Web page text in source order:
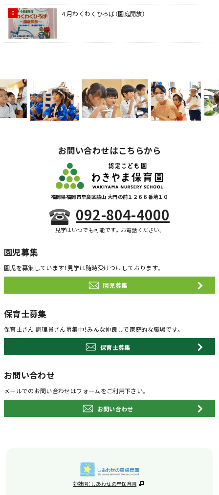
４月わくわくひろば（園庭開放）
お問い合わせはこちらから
福岡県福岡市早良区脇山 大門の前１２６６番地１０
092-804-4000
見学はいつでも可能です。お電話ください。
園児募集
園児を募集しています！ 見学は随時受けつけしております。
園児募集
保育士募集
保育士さん 調理員さん募集中！みんな仲良しで家庭的な職場です。
保育士募集
お問い合わせ
メールでのお問い合わせはフォームをご利用下さい。
お問い合わせ
姉妹園：しあわせの星保育園